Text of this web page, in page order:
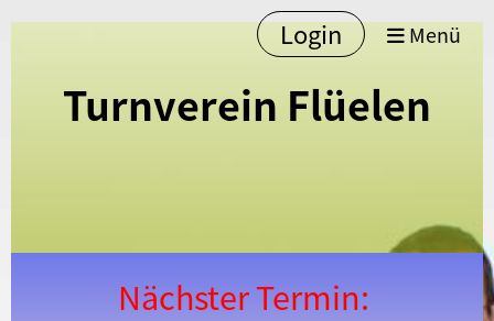
Login Menü
Turnverein Flüelen
Nächster Termin: